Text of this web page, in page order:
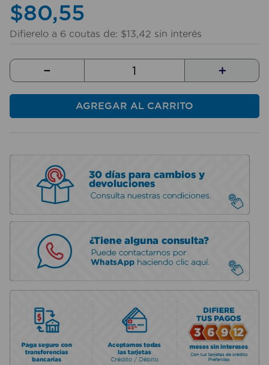
$80,55
Difierelo a 6 coutas de: $13,42 sin interés
＋
－
AGREGAR AL CARRITO